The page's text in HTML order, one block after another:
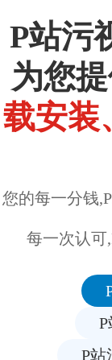
P站污
为您
载安装
您的每一分钱
每一次认可
P站